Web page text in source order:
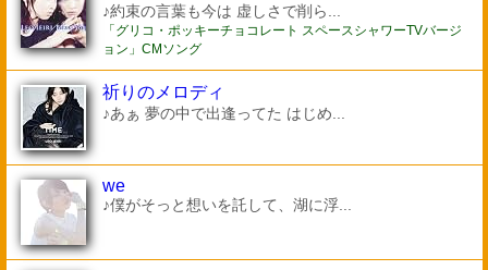
♪約束の言葉も今は 虚しさで削ら...
「グリコ・ポッキーチョコレート スペースシャワーTVバージ
ョン」CMソング
祈りのメロディ
♪あぁ 夢の中で出逢ってた はじめ...
we
♪僕がそっと想いを託して、湖に浮...